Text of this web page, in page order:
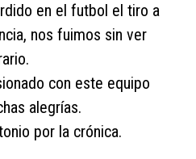
en el futbol el tiro a
nos fuimos sin ver
con este equipo
alegrías.
por la crónica.